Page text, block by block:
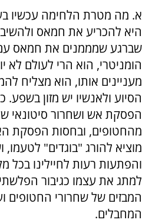
א. מה מטרת הלחימה עכשיו
היא להכריע את חמאס
שברגע שמממנים את חמאס
הומניטרי, הוא הרי לעולם לא
מעניינים אותו, הוא מצליח
הסיוע ולאנשיו יש מזון
הפסקת אש ושחרור סיטונאי
מהחטופים, ובחסות הפסקת
מוציא להורג "בוגדים" לטעמו,
והפתעות רעות לחיילינו בכל
למתג את עצמו כגיבור
המבזים של שחרורי החטופים
המחבלים.